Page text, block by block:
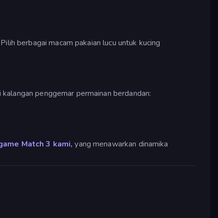
berbagai macam pakaian lucu untuk kucing
penggemar permainan berdandan:
Match 3 kami, yang menawarkan dinamika